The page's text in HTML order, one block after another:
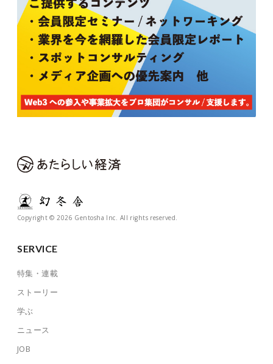
Copyright © 2026 Gentosha Inc. All rights reserved.
SERVICE
特集・連載
ストーリー
学ぶ
ニュース
JOB